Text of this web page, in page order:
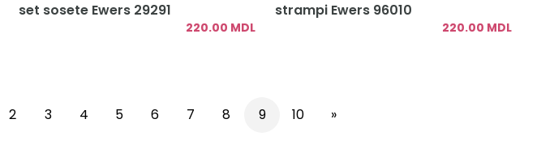
set sosete Ewers 29291
220.00 MDL
strampi Ewers 96010
220.00 MDL
2 3 4 5 6 7 8 9 10 »